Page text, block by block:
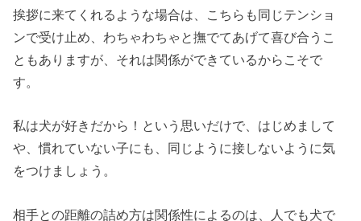
挨拶に来てくれるような場合は、こちらも同じテンショ
ンで受け止め、わちゃわちゃと撫でてあげて喜び合うこ
ともありますが、それは関係ができているからこそで
す。
私は犬が好きだから！という思いだけで、はじめまして
や、慣れていない子にも、同じように接しないように気
をつけましょう。
相手との距離の詰め方は関係性によるのは、人でも犬で